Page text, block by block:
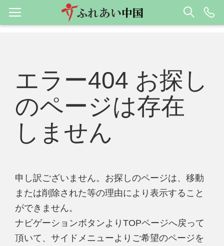
エラー404 お探し
のページは存在
しません
申し訳ございません。お探しのページは、移動
または削除された等の理由により表示すること
ができません。
ナビゲーションボタンよりTOPページへ戻って
頂いて、サイドメニューよりご希望のページを